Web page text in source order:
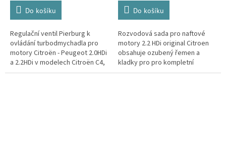
Do košíku
Regulační ventil Pierburg k
ovládání turbodmychadla pro
motory Citroën - Peugeot 2.0HDi
a 2.2HDi v modelech Citroën C4,
C4 Picasso, C5, C6, C8 a Jumpy.
Do košíku
Rozvodová sada pro naftové
motory 2.2 HDi original Citroen
obsahuje ozubený řemen a
kladky pro pro kompletní
výměnu rozvodového řemenu,